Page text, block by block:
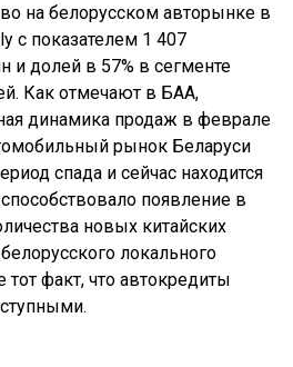
на белорусском авторынке в
с показателем 1 407
и долей в 57% в сегменте
Как отмечают в БАА,
динамика продаж в феврале
рынок Беларуси
спада и сейчас находится
появление в
новых китайских
локального
тот факт, что автокредиты